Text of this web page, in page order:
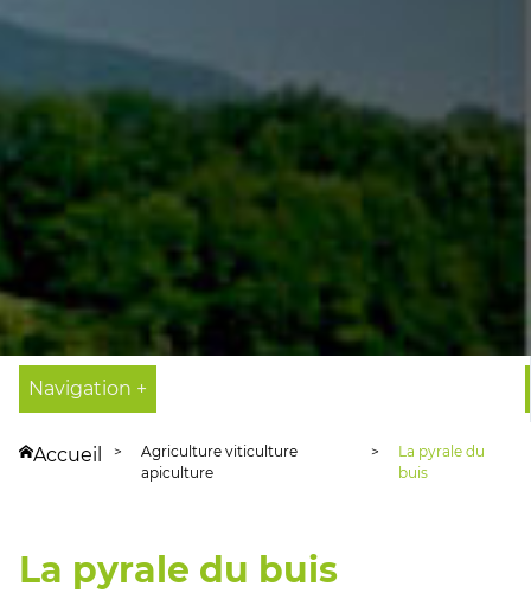
Navigation +
Accueil
Agriculture viticulture
apiculture
La pyrale du
buis
La pyrale du buis